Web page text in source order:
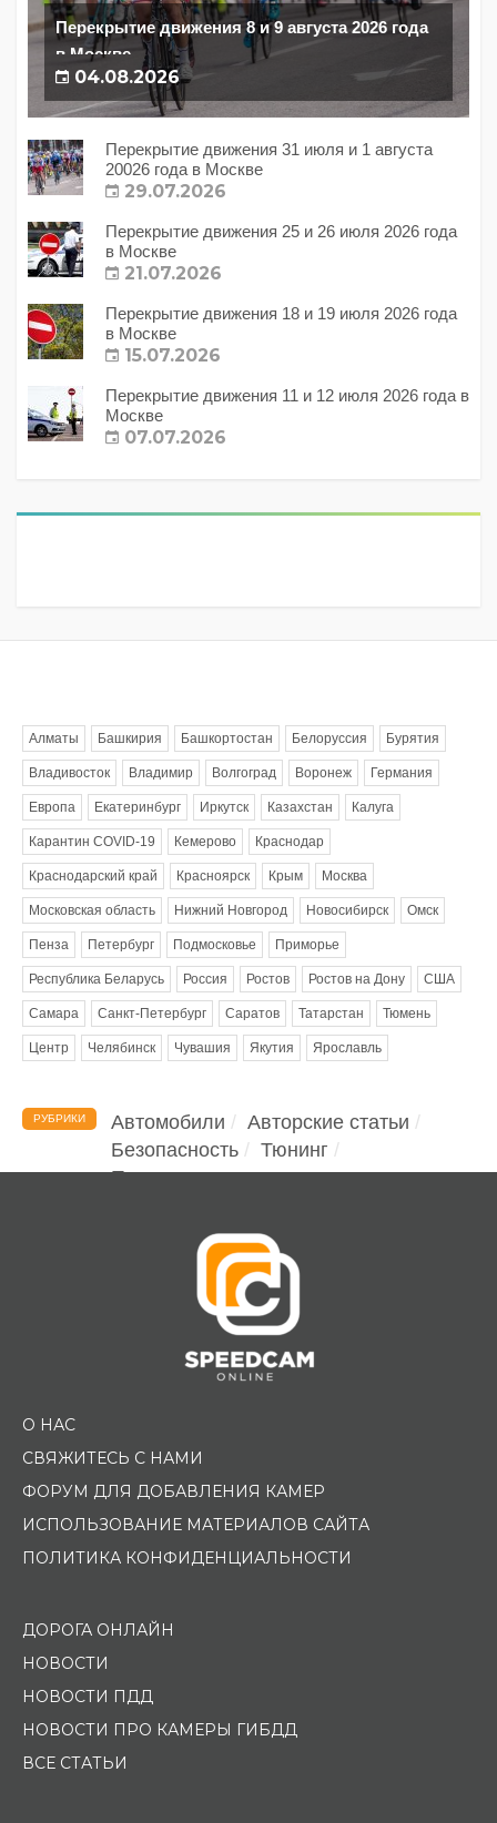
Перекрытие движения 8 и 9 августа 2026 года
в Москве
04.08.2026
Перекрытие движения 31 июля и 1 августа
20026 года в Москве
29.07.2026
Перекрытие движения 25 и 26 июля 2026 года
в Москве
21.07.2026
Перекрытие движения 18 и 19 июля 2026 года
в Москве
15.07.2026
Перекрытие движения 11 и 12 июля 2026 года в
Москве
07.07.2026
Алматы Башкирия Башкортостан Белоруссия Бурятия
Владивосток Владимир Волгоград Воронеж Германия
Европа Екатеринбург Иркутск Казахстан Калуга
Карантин COVID-19 Кемерово Краснодар
Краснодарский край Красноярск Крым Москва
Московская область Нижний Новгород Новосибирск Омск
Пенза Петербург Подмосковье Приморье
Республика Беларусь Россия Ростов Ростов на Дону США
Самара Санкт-Петербург Саратов Татарстан Тюмень
Центр Челябинск Чувашия Якутия Ярославль
РУБРИКИ Автомобили
Авторские статьи
Безопасность
Тюнинг
Помощь водителю
О НАС
СВЯЖИТЕСЬ С НАМИ
ФОРУМ ДЛЯ ДОБАВЛЕНИЯ КАМЕР
ИСПОЛЬЗОВАНИЕ МАТЕРИАЛОВ САЙТА
ПОЛИТИКА КОНФИДЕНЦИАЛЬНОСТИ
ДОРОГА ОНЛАЙН
НОВОСТИ
НОВОСТИ ПДД
НОВОСТИ ПРО КАМЕРЫ ГИБДД
ВСЕ СТАТЬИ